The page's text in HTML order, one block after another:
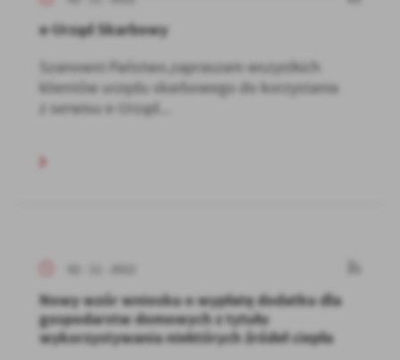
e-Urząd Skarbowy
Szanowni Państwo,zapraszam wszystkich
klientów urzędu skarbowego do korzystania
z serwisu e-Urząd...
Nowy wzór wniosku o wypłatę dodatku dla
gospodarstw domowych z tytułu
wykorzystywania niektórych źródeł ciepła